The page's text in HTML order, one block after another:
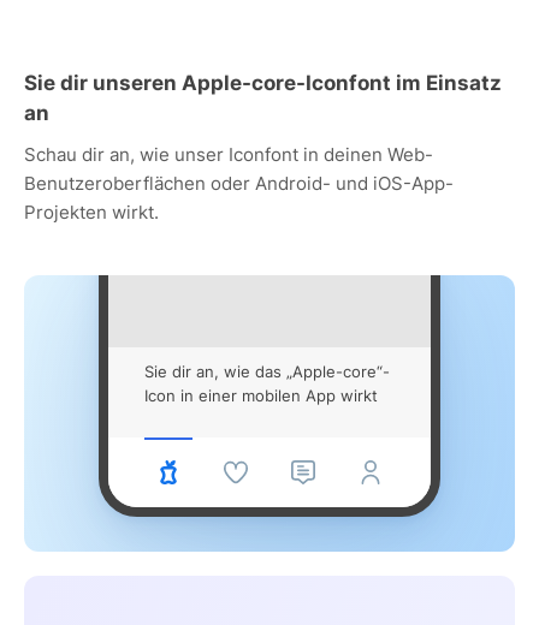
Sie dir unseren Apple-core-Iconfont im Einsatz
an
Schau dir an, wie unser Iconfont in deinen Web-
Benutzeroberflächen oder Android- und iOS-App-
Projekten wirkt.
Sie dir an, wie das „Apple-core“-
Icon in einer mobilen App wirkt